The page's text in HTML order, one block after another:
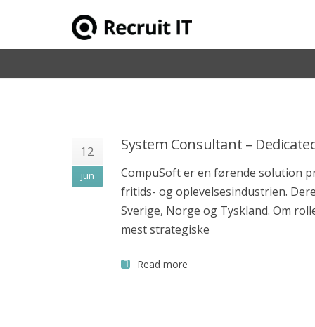
Reference
12
jun
System Consultant –
CompuSoft er en førende solution
fritids- og oplevelsesindustrien.
Sverige, Norge og Tyskland. Om
mest strategiske
Read more